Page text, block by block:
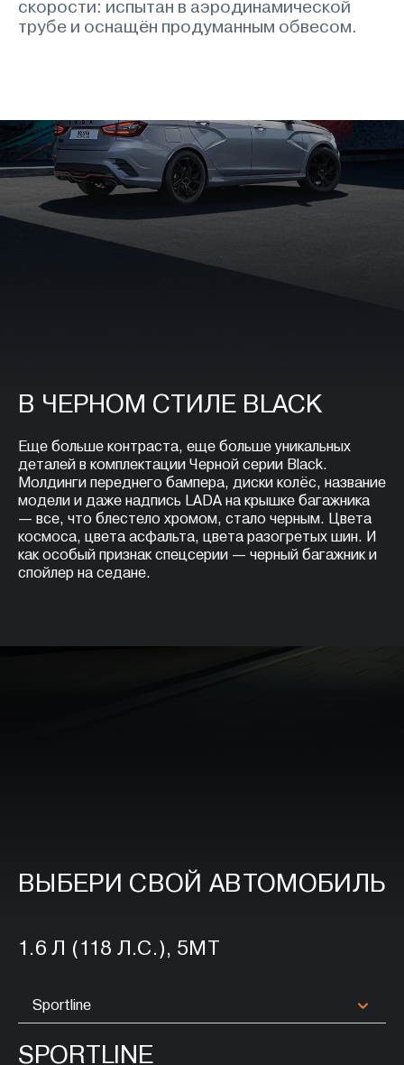
скорости: испытан в аэродинамической
трубе и оснащён продуманным обвесом.
В ЧЕРНОМ СТИЛЕ BLACK
Еще больше контраста, еще больше уникальных
деталей в комплектации Черной серии Black.
Молдинги переднего бампера, диски колёс, название
модели и даже надпись LADA на крышке багажника
— все, что блестело хромом, стало черным. Цвета
космоса, цвета асфальта, цвета разогретых шин. И
как особый признак спецсерии — черный багажник и
спойлер на седане.
ВЫБЕРИ СВОЙ АВТОМОБИЛЬ
1.6 Л (118 Л.С.), 5МТ
Sportline
SPORTLINE